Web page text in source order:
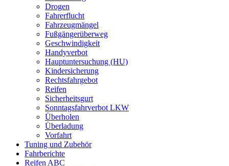
Drogen
Fahrerflucht
Fahrzeugmängel
Fußgängerüberweg
Geschwindigkeit
Handyverbot
Hauptuntersuchung (HU)
Kindersicherung
Rechtsfahrgebot
Reifen
Sicherheitsgurt
Sonntagsfahrverbot LKW
Überholen
Überladung
Vorfahrt
Tuning und Zubehör
Fahrberichte
Reifen ABC